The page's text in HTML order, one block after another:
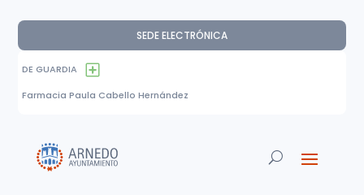
SEDE ELECTRÓNICA
DE GUARDIA
Farmacia Paula Cabello Hernández